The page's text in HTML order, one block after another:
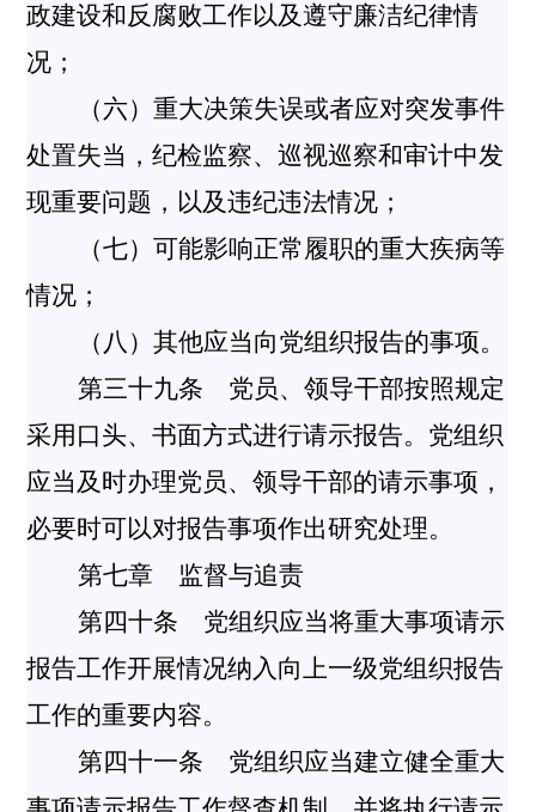
政建设和反腐败工作以及遵守廉洁纪律情
况；
（六）重大决策失误或者应对突发事件
处置失当，纪检监察、巡视巡察和审计中发
现重要问题，以及违纪违法情况；
（七）可能影响正常履职的重大疾病等
情况；
（八）其他应当向党组织报告的事项。
第三十九条 党员、领导干部按照规定
采用口头、书面方式进行请示报告。党组织
应当及时办理党员、领导干部的请示事项，
必要时可以对报告事项作出研究处理。
第七章 监督与追责
第四十条 党组织应当将重大事项请示
报告工作开展情况纳入向上一级党组织报告
工作的重要内容。
第四十一条 党组织应当建立健全重大